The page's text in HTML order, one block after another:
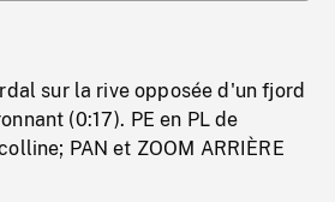
sur la rive opposée d'un fjord
(0:17). PE en PL de
PAN et ZOOM ARRIÈRE